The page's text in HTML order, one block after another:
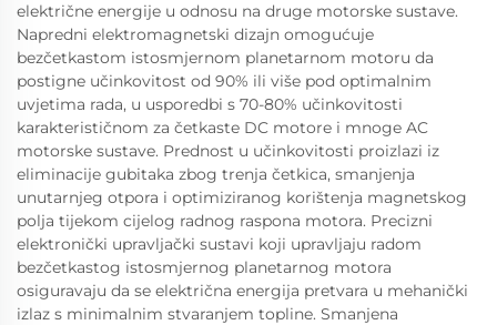
električne energije u odnosu na druge motorske sustave.
Napredni elektromagnetski dizajn omogućuje
bezčetkastom istosmjernom planetarnom motoru da
postigne učinkovitost od 90% ili više pod optimalnim
uvjetima rada, u usporedbi s 70-80% učinkovitosti
karakterističnom za četkaste DC motore i mnoge AC
motorske sustave. Prednost u učinkovitosti proizlazi iz
eliminacije gubitaka zbog trenja četkica, smanjenja
unutarnjeg otpora i optimiziranog korištenja magnetskog
polja tijekom cijelog radnog raspona motora. Precizni
elektronički upravljački sustavi koji upravljaju radom
bezčetkastog istosmjernog planetarnog motora
osiguravaju da se električna energija pretvara u mehanički
izlaz s minimalnim stvaranjem topline. Smanjena